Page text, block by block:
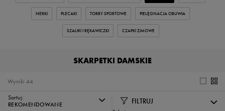
NERKI PLECAKI TORBY SPORTOWE PIELĘGNACJA OBUWIA
SZALIKI I RĘKAWICZKI CZAPKI ZIMOWE
SKARPETKI DAMSKIE
44
Wyniki
Sortuj:
REKOMENDOWANE
FILTRUJ